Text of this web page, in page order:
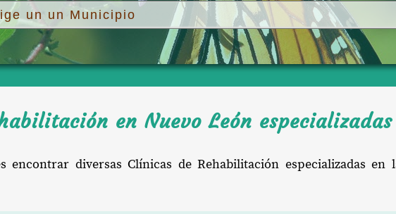
en Nuevo León
encontrar diversas Clínicas de Rehabilitación especializadas en